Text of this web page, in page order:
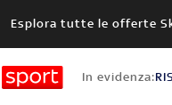
Esplora tutte le offerte
In evidenza: